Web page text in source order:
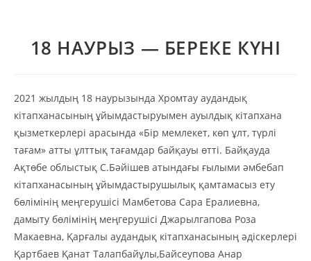
18 НАУРЫЗ — БЕРЕКЕ КҮНІ
2021 жылдың 18 наурызында Хромтау аудандық
кітапханасының ұйымдастыруымен ауылдық кітапхана
қызметкерлері арасында «Бір мемлекет, көп ұлт, түрлі
тағам» атты ұлттық тағамдар байқауы өтті. Байқауда
Ақтөбе облыстық С.Бәйішев атындағы ғылыми әмбебап
кітапханасының ұйымдастырушылық қамтамасыз ету
бөлімінің меңгерушісі Мамбетова Сара Ералиевна,
дамыту бөлімінің меңгерушісі Джарылгапова Роза
Макаевна, Қарғалы аудандық кітапханасының әдіскерлері
Қартбаев Қанат Талапбайұлы,Байсеупова Анар